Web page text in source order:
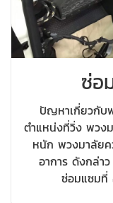
ซ่อ
ปัญหาเกี่ยวกับ
ตำแหน่งที่วิ่ง พวง
หนัก พวงมาลัย
อาการ ดังกล่าว
ซ่อมแซมที่